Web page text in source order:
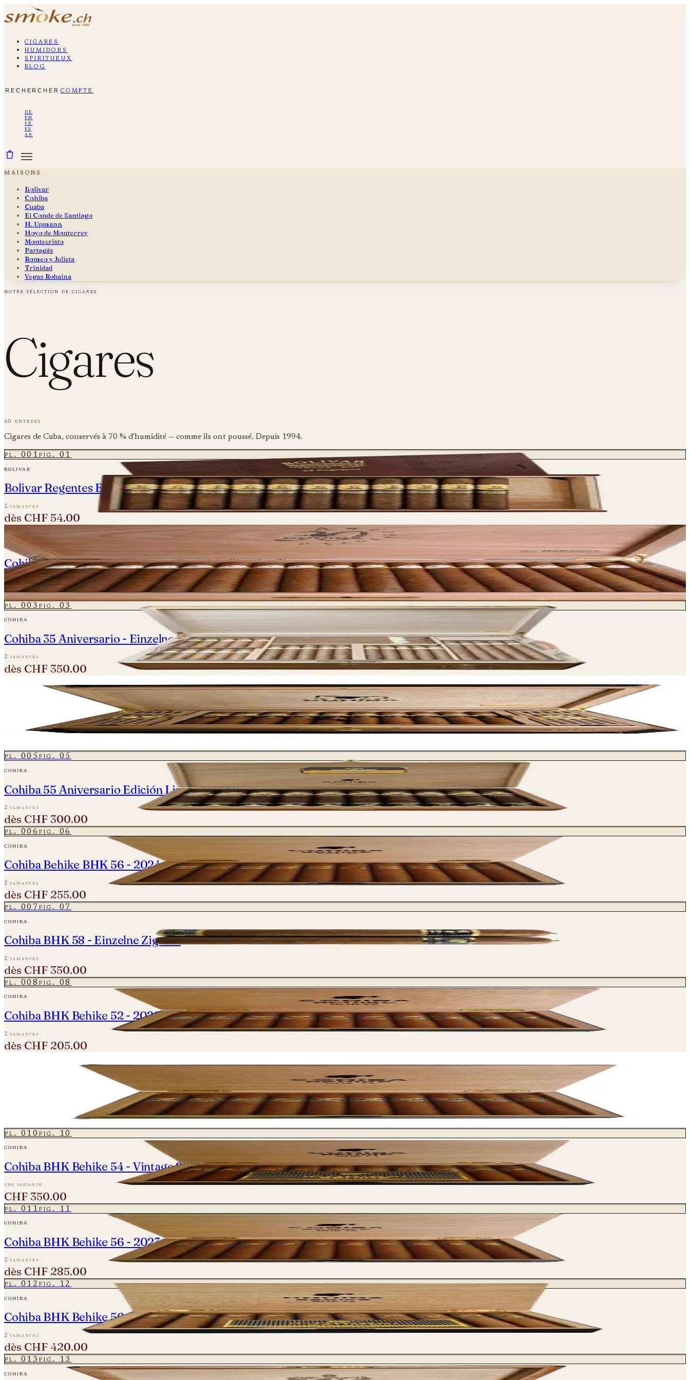
cigares
humidors
spiritueux
blog
rechercher compte
de ·
en ·
fr ·
es ·
ar
maisons
Bolivar
Cohiba
Cuaba
El Conde de Santiago
H. Upmann
Hoyo de Monterrey
Montecristo
Partagás
Romeo y Julieta
Trinidad
Vegas Robaina
notre sélection de cigares
Cigares
60 entrées
Cigares de Cuba, conservés à 70 % d'humidité — comme ils ont poussé. Depuis 1994.
pl. 001fig. 01
bolivar
Bolivar Regentes Edicion Limitada 2021
2 variantes
dès CHF 54.00
pl. 02
cohiba
Cohiba 30 Aniversario - Robusto Especial - Einzelne Zigarre
une variante
CHF 850.00
pl. 003fig. 03
cohiba
Cohiba 35 Aniversario - Einzelne Zigarren
2 variantes
dès CHF 350.00
Cohiba 50 Aniversario - Majestuosos 1966 Humidor
2 variantes
pl. 005fig. 05
cohiba
Cohiba 55 Aniversario Edición Limitada 2021 - Victoria
2 variantes
dès CHF 300.00
pl. 006fig. 06
cohiba
Cohiba Behike BHK 56 - 2024
2 variantes
dès CHF 255.00
pl. 007fig. 07
cohiba
Cohiba BHK 58 - Einzelne Zigarre
2 variantes
dès CHF 350.00
pl. 008fig. 08
cohiba
Cohiba BHK Behike 52 - 2020
2 variantes
dès CHF 205.00
Cohiba BHK Behike 54 - 2020/21
CHF 240.00
pl. 010fig. 10
cohiba
Cohiba BHK Behike 54 - Vintage 2012 - Einzelne Zigarre
une variante
CHF 350.00
pl. 011fig. 11
cohiba
Cohiba BHK Behike 56 - 2023
2 variantes
dès CHF 285.00
pl. 012fig. 12
cohiba
Cohiba BHK Behike 56 - Vintage 2012/15
2 variantes
dès CHF 420.00
pl. 013fig. 13
cohiba